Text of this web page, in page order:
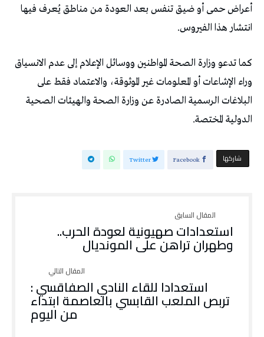
أعراض حمى أو ضيق تنفس بعد العودة من مناطق يُعرف فيها
انتشار هذا الفيروس.
كما تدعو وزارة الصحة المواطنين ووسائل الإعلام إلى عدم الانسياق
وراء الإشاعات أو المعلومات غير الموثوقة، والاعتماد فقط على
البلاغات الرسمية الصادرة عن وزارة الصحة والهيئات الصحية
الدولية المختصة.
‫‫ شاركها‬ Facebook
Twitter
استعدادات صهيونية لعودة الحرب..
وطهران تراهن على المونديال
استعدادا للقاء النادي الصفاقسي :
تربص الملعب القابسي بالعاصمة ابتداء
من اليوم